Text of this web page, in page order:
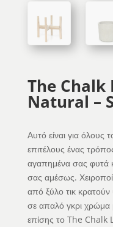
The Chalk
Natural –
Αυτό είναι για όλους
επιτέλους ένας
αγαπημένα σας φυτά
σας αμέσως.
από ξύλο τικ
σε απαλό γκρι χρώμα
επίσης το The Chalk